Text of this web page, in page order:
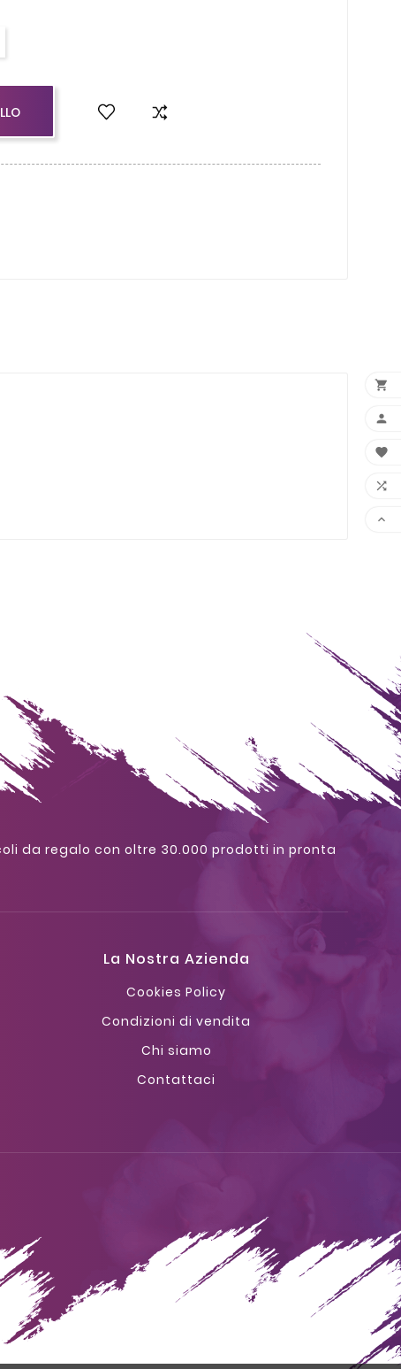
da regalo con oltre 30.000 prodotti in pronta
La Nostra Azienda
Cookies Policy
Condizioni di vendita
Chi siamo
Contattaci




